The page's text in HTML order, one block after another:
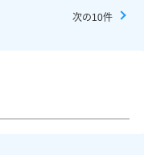
次の10件